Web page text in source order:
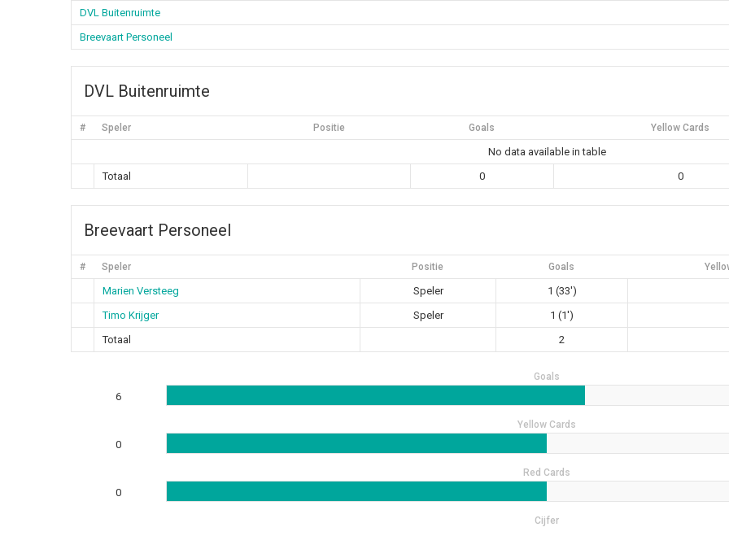
DVL Buitenruimte
Breevaart Personeel
DVL Buitenruimte
# Speler Positie Goals Yellow Cards
No data available in table
Totaal
0 0
Breevaart Personeel
# Speler Positie Goals
Marien Versteeg Speler 1 (33')
Timo Krijger
Speler 1 (1')
Totaal
2
Goals
6
Yellow Cards
0
Red Cards
0
Cijfer